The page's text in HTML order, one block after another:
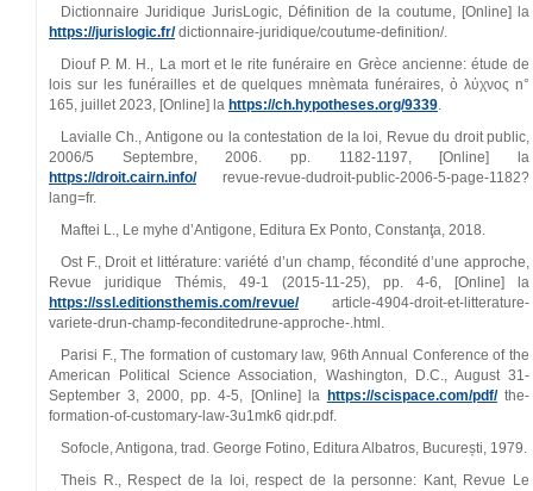
Dictionnaire Juridique JurisLogic, Définition de la coutume, [Online] la
https://jurislogic.fr/dictionnaire-juridique/coutume-definition/.
Diouf P. M. H., La mort et le rite funéraire en Grèce ancienne: étude de
lois sur les funérailles et de quelques mnèmata funéraires, ὁ λύχνος n°
165, juillet 2023, [Online] la https://ch.hypotheses.org/9339.
Lavialle Ch., Antigone ou la contestation de la loi, Revue du droit public,
2006/5 Septembre, 2006. pp. 1182-1197, [Online] la
https://droit.cairn.info/revue-revue-dudroit-public-2006-5-page-1182?
lang=fr.
Maftei L., Le myhe d’Antigone, Editura Ex Ponto, Constanţa, 2018.
Ost F., Droit et littérature: variété d’un champ, fécondité d’une approche,
Revue juridique Thémis, 49-1 (2015-11-25), pp. 4-6, [Online] la
https://ssl.editionsthemis.com/revue/article-4904-droit-et-litterature-
variete-drun-champ-feconditedrune-approche-.html.
Parisi F., The formation of customary law, 96th Annual Conference of the
American Political Science Association, Washington, D.C., August 31-
September 3, 2000, pp. 4-5, [Online] la https://scispace.com/pdf/the-
formation-of-customary-law-3u1mk6 qidr.pdf.
Sofocle, Antigona, trad. George Fotino, Editura Albatros, București, 1979.
Theis R., Respect de la loi, respect de la personne: Kant, Revue Le